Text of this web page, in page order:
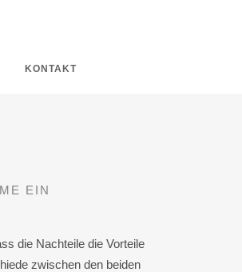
KONTAKT
EIN
die Nachteile die Vorteile
zwischen den beiden